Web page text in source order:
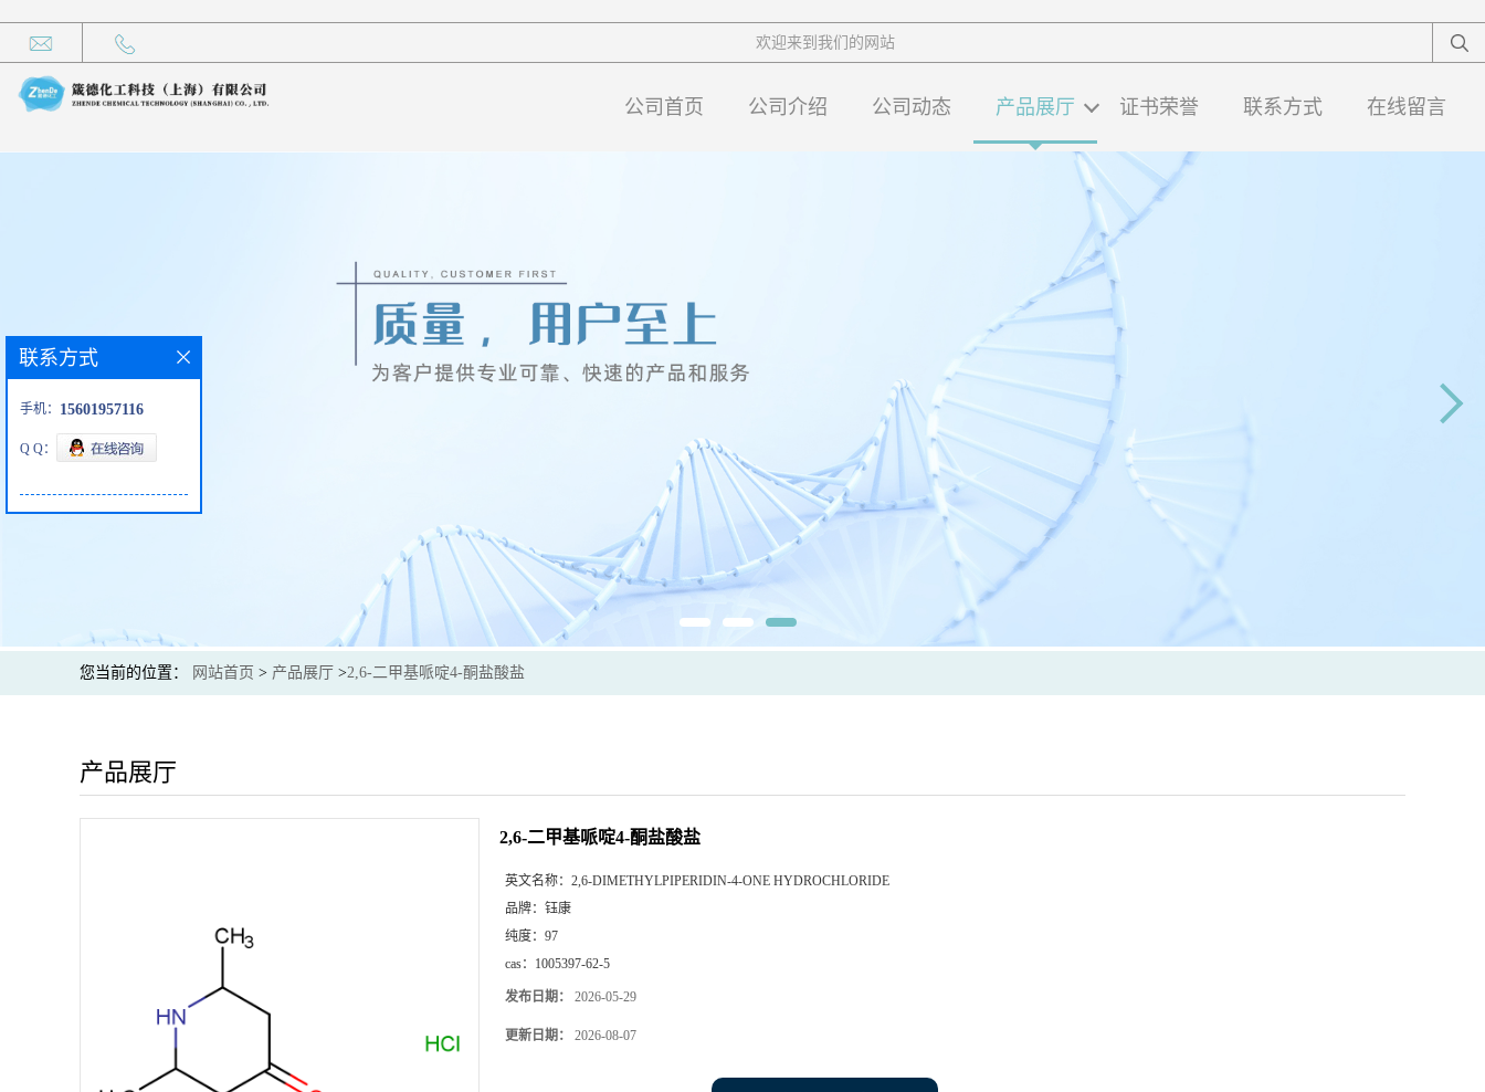
欢迎来到我们的网站
公司首页 公司介绍 公司动态 产品展厅 证书荣誉 联系方式 在线留言
您当前的位置： 网站首页 > 产品展厅 >2,6-二甲基哌啶4-酮盐酸盐
产品展厅
2,6-二甲基哌啶4-酮盐酸盐
英文名称： 2,6-DIMETHYLPIPERIDIN-4-ONE HYDROCHLORIDE
品牌： 钰康
纯度： 97
cas： 1005397-62-5
发布日期： 2026-05-29
更新日期： 2026-08-07
联系方式
手机： 15601957116
Q Q：